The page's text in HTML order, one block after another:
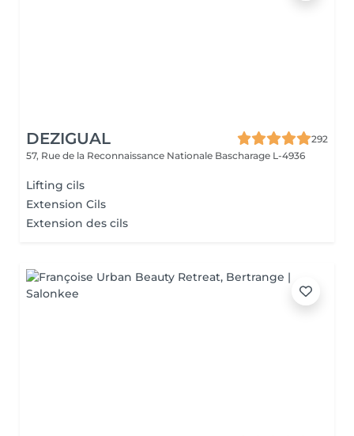
DEZIGUAL
292
57, Rue de la Reconnaissance Nationale Bascharage L-4936
Lifting cils
Extension Cils
Extension des cils